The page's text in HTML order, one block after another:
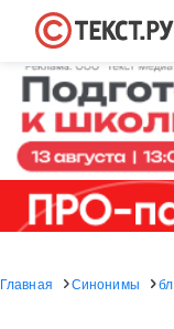
Главная Синонимы бл